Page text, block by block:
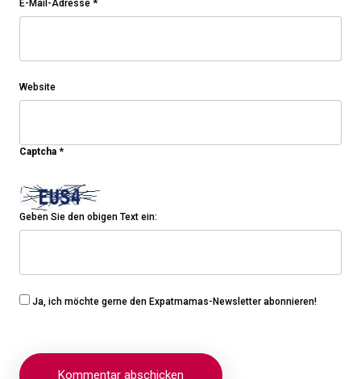
E-Mail-Adresse *
Website
Captcha *
Geben Sie den obigen Text ein:
Ja, ich möchte gerne den Expatmamas-Newsletter abonnieren!